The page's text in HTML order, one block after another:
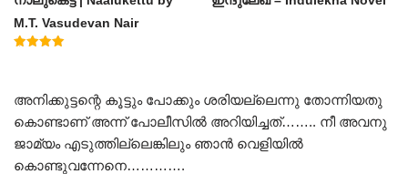
M.T. Vasudevan Nair
അനിക്കുട്ടന്റെ കൂട്ടും പോക്കും ശരിയല്ലെന്നു തോന്നിയതു
കൊണ്ടാണ് അന്ന് പോലീസിൽ അറിയിച്ചത്…….. നീ അവനു
ജാമ്യം എടുത്തില്ലെങ്കിലും ഞാൻ വെളിയിൽ
കൊണ്ടുവന്നേനെ………….